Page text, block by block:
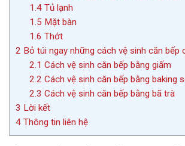
1.4Tủ lạnh
1.5 Mặt bàn
1.6 Thớt
2 Bỏ túi ngay những cách vệ sinh căn bếp
2.1 Cách vệ sinh căn bếp bằng giấm
2.2 Cách vệ sinh căn bếp bằng baking
2.3 Cách vệ sinh căn bếp bằng bã trà
3 Lời kết
4 Thông tin liên hệ